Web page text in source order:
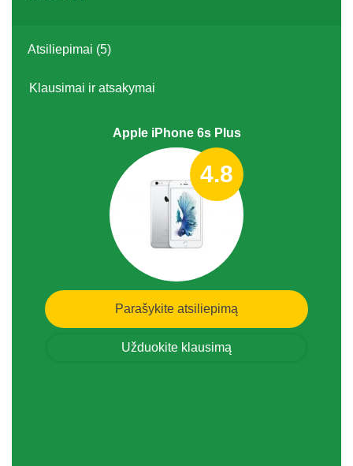
Atsiliepimai (5)
Klausimai ir atsakymai
Apple iPhone 6s Plus
4.8
Parašykite atsiliepimą
Užduokite klausimą